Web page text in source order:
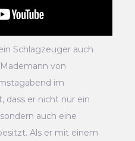
Schlagzeuger auch
von
im
dass er nicht nur ein
auch eine
Als er mit einem